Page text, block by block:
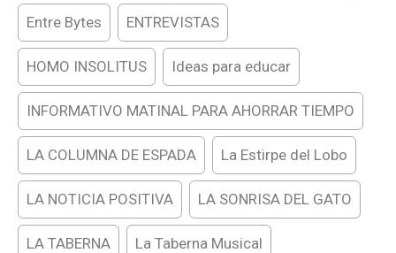
Entre Bytes ENTREVISTAS
HOMO INSOLITUS Ideas para educar
INFORMATIVO MATINAL PARA AHORRAR TIEMPO
LA COLUMNA DE ESPADA La Estirpe del Lobo
LA NOTICIA POSITIVA LA SONRISA DEL GATO
LA TABERNA La Taberna Musical